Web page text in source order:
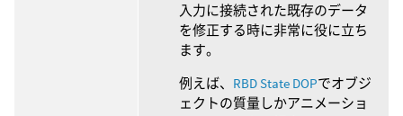
入力に接続された既存のデータ
を修正する時に非常に役に立ち
ます。
例えば、 RBD State DOPでオブジ
ェクトの質量しかアニメーショ